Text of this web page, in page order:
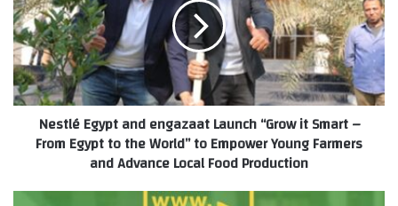
engazaat
Launch
“Grow
it
Smart
–
From
Egypt
Nestlé Egypt and engazaat Launch “Grow it Smart –
From Egypt to the World” to Empower Young Farmers
and Advance Local Food Production